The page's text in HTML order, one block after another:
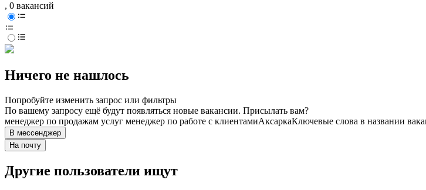
, 0 вакансий
Ничего не нашлось
Попробуйте изменить запрос или фильтры
По вашему запросу ещё будут появляться новые вакансии. Присылать вам?
менеджер по продажам услуг менеджер по работе с клиентамиАксаркаКлючевые слова в названии
В мессенджер
На почту
Другие пользователи ищут